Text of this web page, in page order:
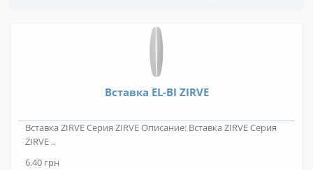
Вставка EL-BI ZIRVE
Вставка ZIRVE Серия ZIRVE Описание: Вставка ZIRVE Серия
ZIRVE ..
6.40 грн